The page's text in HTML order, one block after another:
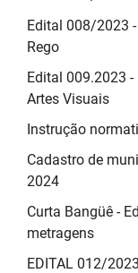
Edital 008/2023
Rego
Edital 009.2023
Artes Visuais
Instrução
Cadastro de
2024
Curta Bangüê -
metragens
EDITAL 012/